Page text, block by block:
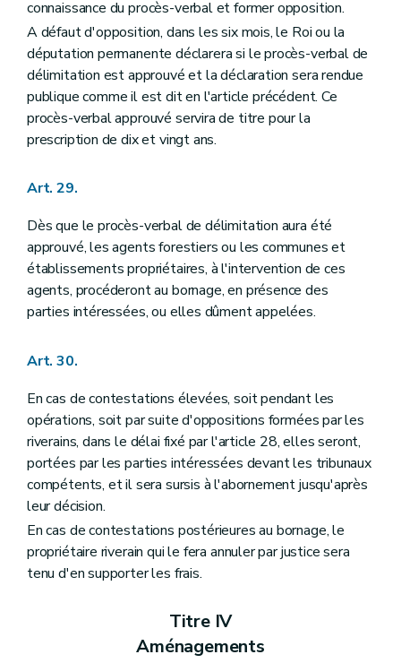
connaissance du procès-verbal et former opposition.
A défaut d'opposition, dans les six mois, le Roi ou la
députation permanente déclarera si le procès-verbal de
délimitation est approuvé et la déclaration sera rendue
publique comme il est dit en l'article précédent. Ce
procès-verbal approuvé servira de titre pour la
prescription de dix et vingt ans.
Art. 29.
Dès que le procès-verbal de délimitation aura été
approuvé, les agents forestiers ou les communes et
établissements propriétaires, à l'intervention de ces
agents, procéderont au bornage, en présence des
parties intéressées, ou elles dûment appelées.
Art. 30.
En cas de contestations élevées, soit pendant les
opérations, soit par suite d'oppositions formées par les
riverains, dans le délai fixé par l'article 28, elles seront,
portées par les parties intéressées devant les tribunaux
compétents, et il sera sursis à l'abornement jusqu'après
leur décision.
En cas de contestations postérieures au bornage, le
propriétaire riverain qui le fera annuler par justice sera
tenu d'en supporter les frais.
Titre IV
Aménagements